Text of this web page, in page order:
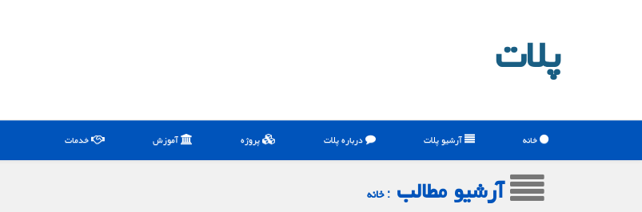
پلات
خانه آرشیو پلات درباره پلات پروژه آموزش خدمات
آرشیو مطالب : خانه